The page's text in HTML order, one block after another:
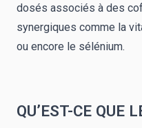
dosés associés à des
synergiques comme la
ou encore le sélénium.
QU’EST-CE QUE